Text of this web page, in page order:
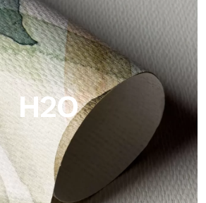
metálico de Tecnografica, con
que resaltan los colores oro, plata,
H2O